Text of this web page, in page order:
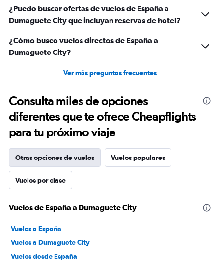
¿Puedo buscar ofertas de vuelos de España a
Dumaguete City que incluyan reservas de hotel?
¿Cómo busco vuelos directos de España a
Dumaguete City?
Ver más preguntas frecuentes
Consulta miles de opciones
diferentes que te ofrece Cheapflights
para tu próximo viaje
Otras opciones de vuelos Vuelos populares
Vuelos por clase
Vuelos de España a Dumaguete City
Vuelos a España
Vuelos a Dumaguete City
Vuelos desde España